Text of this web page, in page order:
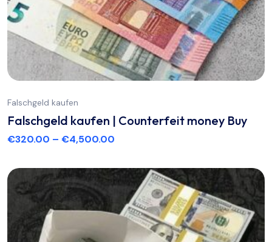
Falschgeld kaufen
Falschgeld kaufen | Counterfeit money Buy
€320.00 – €4,500.00